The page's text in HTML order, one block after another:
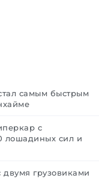
самым быстрым
с
лошадиных сил и
грузовиками